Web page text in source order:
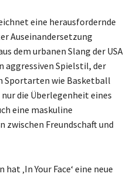
eine herausfordernde
Auseinandersetzung
dem urbanen Slang der USA
aggressiven Spielstil, der
Sportarten wie Basketball
die Überlegenheit eines
eine maskuline
zwischen Freundschaft und
‚In Your Face‘ eine neue